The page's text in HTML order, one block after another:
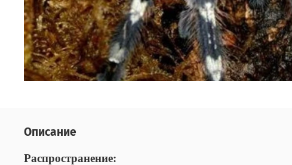
Описание
Распространение: